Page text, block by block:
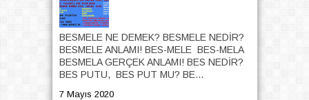
BESMELE NE DEMEK? BESMELE NEDİR?
BESMELE ANLAMI! BES-MELE BES-MELA
BESMELA GERÇEK ANLAMI! BES NEDİR?
BES PUTU, BES PUT MU? BE...
7 Mayıs 2020